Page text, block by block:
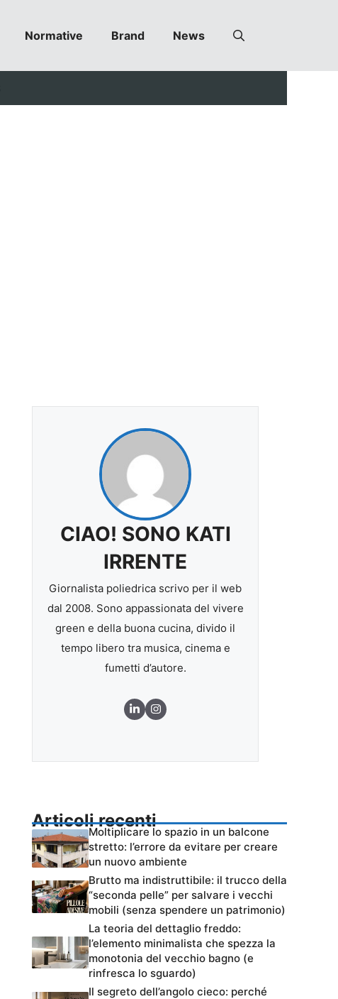
Normative Brand News
CIAO! SONO KATI
IRRENTE
Giornalista poliedrica scrivo per il web
dal 2008. Sono appassionata del vivere
green e della buona cucina, divido il
tempo libero tra musica, cinema e
fumetti d’autore.
Articoli recenti
Moltiplicare lo spazio in un balcone
stretto: l’errore da evitare per creare
un nuovo ambiente
Brutto ma indistruttibile: il trucco della
“seconda pelle” per salvare i vecchi
mobili (senza spendere un patrimonio)
La teoria del dettaglio freddo:
l’elemento minimalista che spezza la
monotonia del vecchio bagno (e
rinfresca lo sguardo)
Il segreto dell’angolo cieco: perché